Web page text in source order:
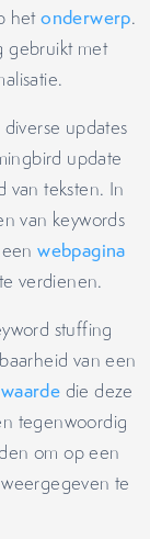
hetonderwerp.
gebruikt met
updates
update
van teksten. In
van keywords
eenwebpagina
verdienen.
stuffing
van een
die deze
tegenwoordig
om op een
te